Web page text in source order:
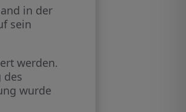
in der
sein
werden.
des
wurde